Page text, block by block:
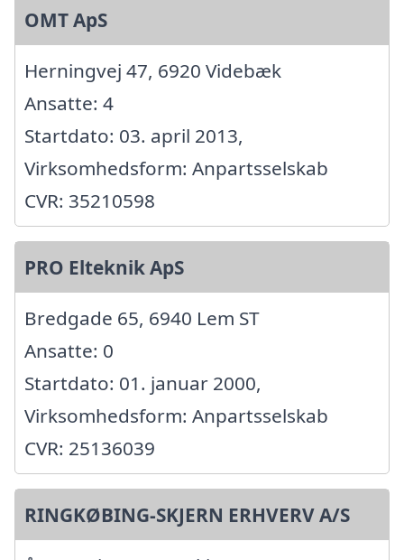
OMT ApS
Herningvej 47, 6920 Videbæk
Ansatte: 4
Startdato: 03. april 2013,
Virksomhedsform: Anpartsselskab
CVR: 35210598
PRO Elteknik ApS
Bredgade 65, 6940 Lem ST
Ansatte: 0
Startdato: 01. januar 2000,
Virksomhedsform: Anpartsselskab
CVR: 25136039
RINGKØBING-SKJERN ERHVERV A/S